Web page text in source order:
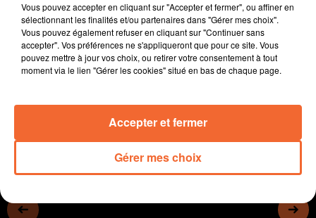
Les Jardins de l'Obrie à Bressuire ont participé à
l'opération " classe en entreprise ".
La ludothèque thouarsaise Planête Jeux lance ce soir
son marathon d Noël
Vous pouvez accepter en cliquant sur "Accepter et fermer", ou affiner en
sélectionnant les finalités et/ou partenaires dans "Gérer mes choix".
Vous pouvez également refuser en cliquant sur "Continuer sans
accepter". Vos préférences ne s'appliqueront que pour ce site. Vous
pouvez mettre à jour vos choix, ou retirer votre consentement à tout
moment via le lien "Gérer les cookies" situé en bas de chaque page.
Gérer mes choix
Accepter et fermer